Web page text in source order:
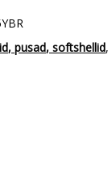
pusad, softshellid,